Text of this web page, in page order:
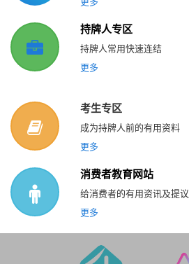
持牌人专区
持牌人常用快速连结
更多
考生专区
成为持牌人前的有用资料
更多
消费者教育网站
给消费者的有用资讯及提议
更多